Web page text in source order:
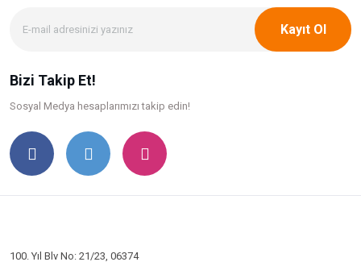
Kayıt Ol
Bizi Takip Et!
Sosyal Medya hesaplarımızı takip edin!
100. Yıl Blv No: 21/23, 06374